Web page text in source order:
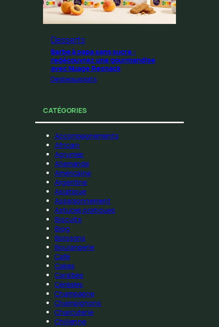
Desserts
Barbe à papa sans sucre :
redécouvrez une gourmandise
avec Nuage Resnack
Desbeauxplats
CATÉGORIES
Accompagnements
Africain
Agrumes
Allemande
Américaine
Argentine
Asiatique
Assaisonnement
Astuces pratiques
Biscuits
Blog
Boissons
Boulangerie
Café
Cakes
Caraïbes
Céréales
Champagne
Champignons
Charcuterie
Chilienne